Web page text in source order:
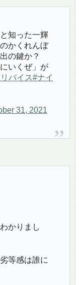
知った一輝
かくれんぼ
の鍵か？
いくぜ」が
バイス#ナイ
31, 2021
かりまし
等感は誰に